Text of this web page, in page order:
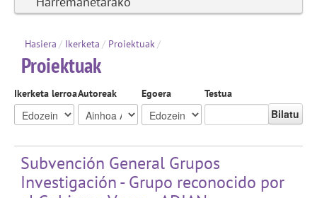
Hasiera / Ikerketa / Proiektuak/
Proiektuak
Ikerketa lerroaAutoreak Egoera Testua
Bilatu
Subvención General Grupos
Investigación - Grupo reconocido por